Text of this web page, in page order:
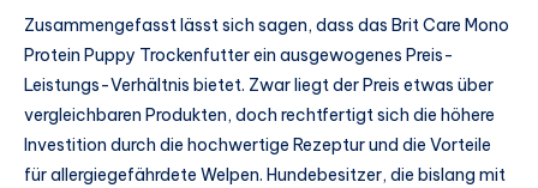
Zusammengefasst lässt sich sagen, dass das Brit Care Mono
Protein Puppy Trockenfutter ein ausgewogenes Preis-
Leistungs-Verhältnis bietet. Zwar liegt der Preis etwas über
vergleichbaren Produkten, doch rechtfertigt sich die höhere
Investition durch die hochwertige Rezeptur und die Vorteile
für allergiegefährdete Welpen. Hundebesitzer, die bislang mit